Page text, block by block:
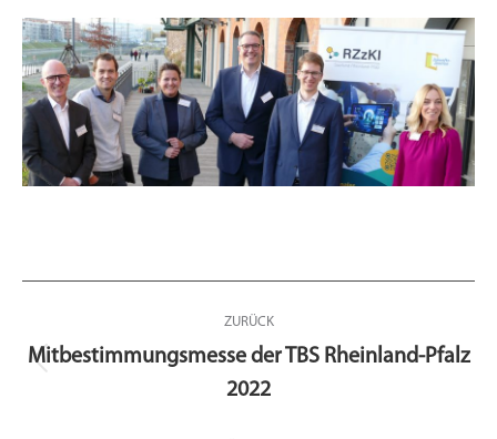
Kommentarnavigation
ZURÜCK
Mitbestimmungsmesse der TBS Rheinland-Pfalz
2022